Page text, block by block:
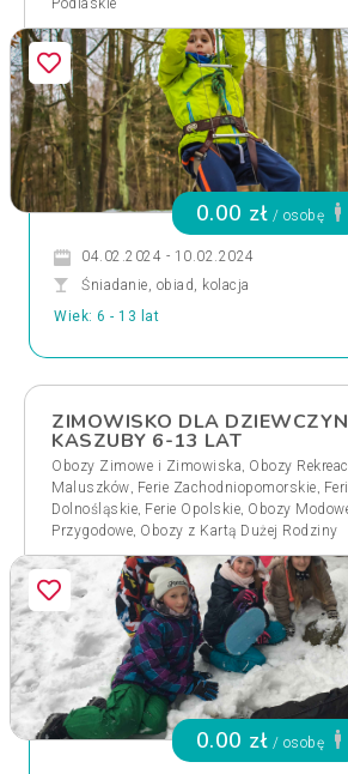
Podlaskie
0.00 zł / osobę
04.02.2024 - 10.02.2024
Śniadanie, obiad, kolacja
Wiek: 6 - 13 lat
ZIMOWISKO DLA
KASZUBY 6-13 LAT
Obozy Zimowe i Zimowiska, Obozy
Maluszków, Ferie Zachodniopomorskie,
Dolnośląskie, Ferie Opolskie, Obozy
Przygodowe, Obozy z Kartą Dużej Rodziny
0.00 zł / osobę